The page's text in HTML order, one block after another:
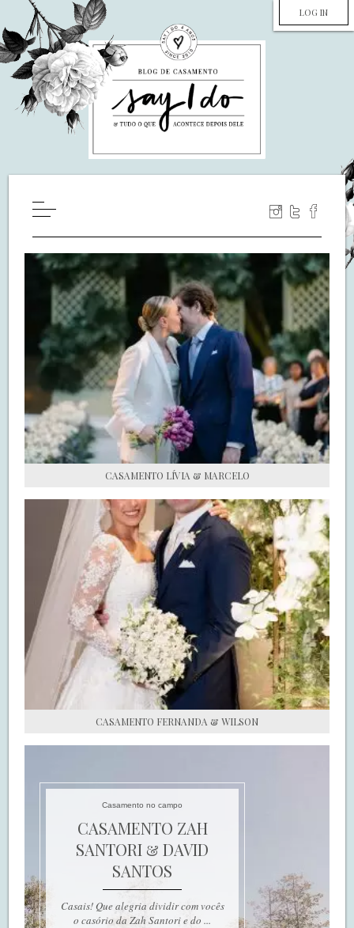
LOG IN
WILL YOU MARRY ME?
LUA DE MEL
COZINHA
DECORAÇÃO
DE NOIVA PRA NOIVA
S.O.S CASADAS
FALE COM O SAY I DO
CASAMENTO LÍVIA & MARCELO
CASAMENTO FERNANDA & WILSON
Casamento no campo
CASAMENTO ZAH
SANTORI & DAVID
SANTOS
Casais! Que alegria dividir com vocês
o casório da Zah Santori e do ...